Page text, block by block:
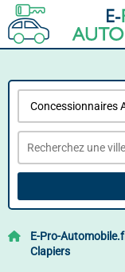
E-Pro-
Clapiers